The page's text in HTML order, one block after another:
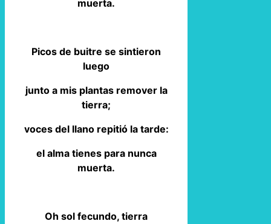
muerta.
Picos de buitre se sintieron
luego
junto a mis plantas remover la
tierra;
voces del llano repitió la tarde:
el alma tienes para nunca
muerta.
Oh sol fecundo, tierra